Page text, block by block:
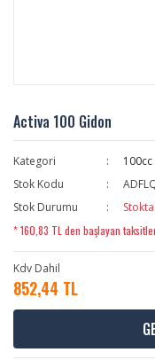
Activa 100 Gidon
Kategori
Stok Kodu
Stok Durumu
* 160,83 TL den başlayan
Kdv Dahil
852,44 TL